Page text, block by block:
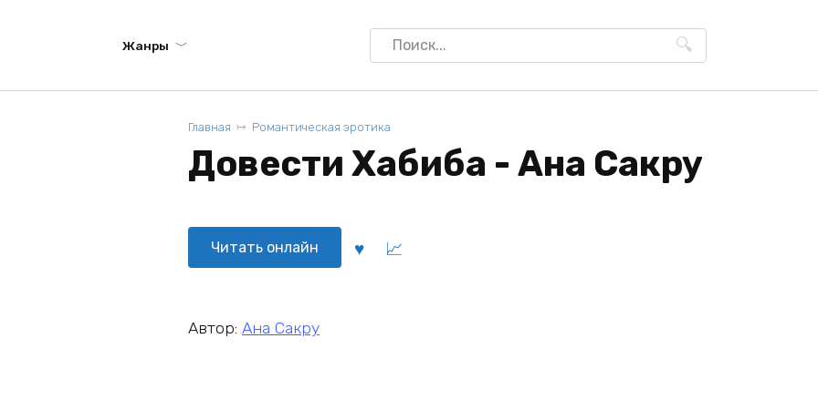
Жанры
Search
for:
Главная Романтическая эротика
Довести Хабиба - Ана Сакру
Читать онлайн
Автор: Ана Сакру